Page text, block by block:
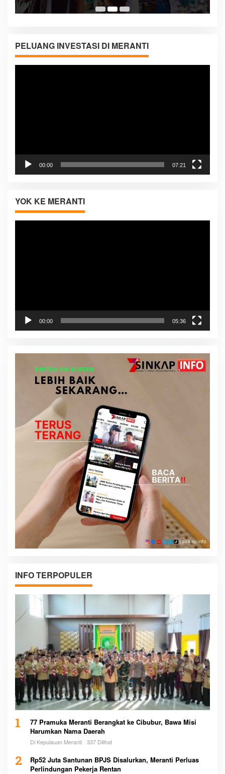
PELUANG INVESTASI DI MERANTI
00:00 07:21
YOK KE MERANTI
00:00 05:36
INFO TERPOPULER
1
77 Pramuka Meranti Berangkat ke Cibubur, Bawa Misi
Harumkan Nama Daerah
Di Kepulauan Meranti 337 Dilihat
2
Rp52 Juta Santunan BPJS Disalurkan, Meranti Perluas
Perlindungan Pekerja Rentan